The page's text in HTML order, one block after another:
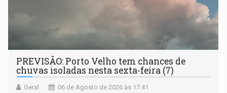
PREVISÃO: Porto Velho tem chances de
chuvas isoladas nesta sexta-feira (7)
Geral 06 de Agosto de 2026 às 17:41